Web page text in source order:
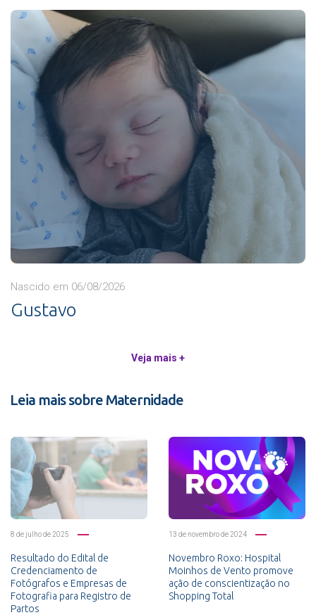
Nascido em 06/08/2026
Gustavo
Veja mais +
Leia mais sobre Maternidade
8 de julho de 2025
Resultado do Edital de
Credenciamento de
Fotógrafos e Empresas de
Fotografia para Registro de
Partos
13 de novembro de 2024
Novembro Roxo: Hospital
Moinhos de Vento promove
ação de conscientização no
Shopping Total